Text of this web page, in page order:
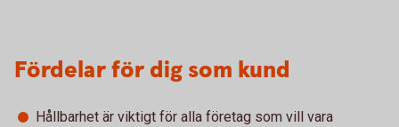
Fördelar för dig som kund
Hållbarhet är viktigt för alla företag som vill vara